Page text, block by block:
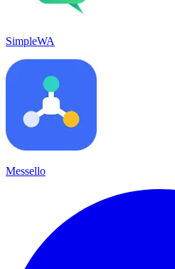
SimpleWA
Messello